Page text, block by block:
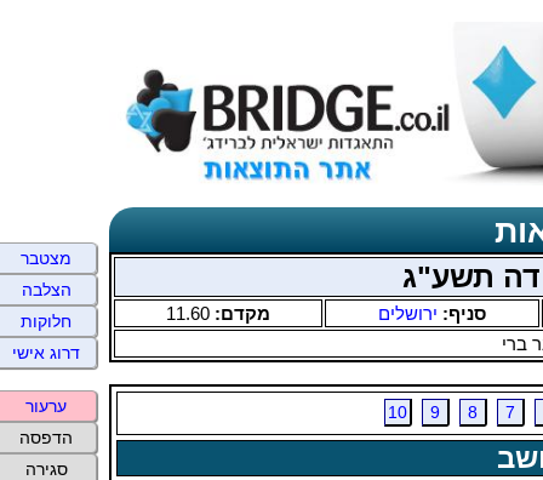
תשע"ג
סניף: ירושלים מקדם: 11.60
ברי
7
8
9
10
מצטבר
הצלבה
חלוקות
דרוג אישי
ערעור
הדפסה
סגירה